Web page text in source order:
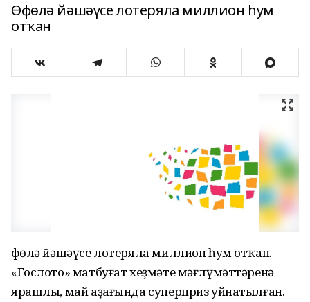
Өфөлә йәшәүсе лотеряла миллион һум
отҡан
Өфөлә йәшәүсе лотеряла миллион һум отҡан.
«Гослото» матбуғат хеҙмәте мәғлүмәттәренә
ярашлы, май аҙағында суперприз уйнатылған.